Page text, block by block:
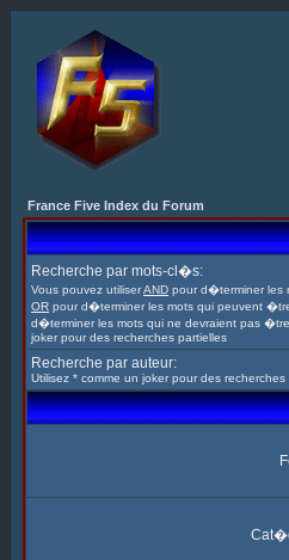
France Five Index du Forum
Recherche par mots-cl�s:
Vous pouvez utiliserAND pour d�terminer les
OR pour d�terminer les mots qui peuvent
d�terminer les mots qui ne devraient pas
joker pour des recherches partielles
Recherche par auteur:
Utilisez * comme un joker pour des recherches